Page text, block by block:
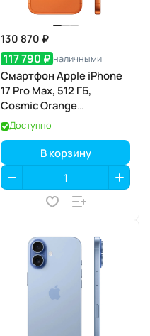
130 870 ₽
117 790 ₽ наличными
Смартфон Apple iPhone
17 Pro Max, 512 ГБ,
Cosmic Orange
(Космический
оранжевый) Dual eSIM
Доступно
В корзину